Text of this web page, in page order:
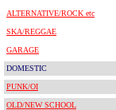
ALTERNATIVE/ROCK etc
SKA/REGGAE
GARAGE
DOMESTIC
PUNK/OI
OLD/NEW SCHOOL